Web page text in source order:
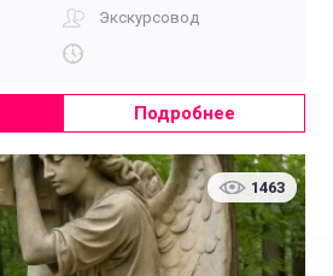
Экскурсовод
Подробнее
1463